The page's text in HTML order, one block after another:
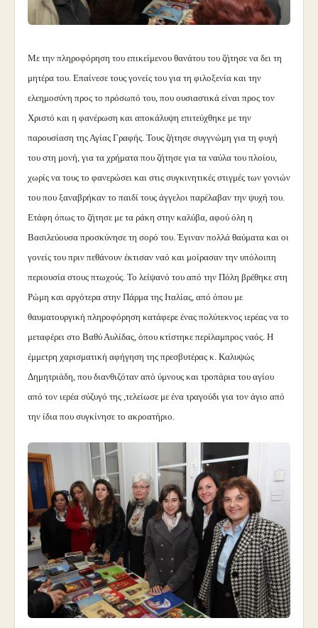
Με την πληροφόρηση του επικείμενου θανάτου του ζήτησε να δει τη
μητέρα του. Επαίνεσε τους γονείς του για τη φιλοξενία και την
ελεημοσύνη προς το πρόσωπό του, που ουσιαστικά είναι προς τον
Χριστό και η φανέρωση και αποκάλυψη επιτεύχθηκε με την
παρουσίαση της Αγίας Γραφής. Τους ζήτησε συγγνώμη για τη φυγή
του στη μονή, για τα χρήματα που ζήτησε για τα ναύλα του πλοίου,
χωρίς να τους το φανερώσει και στις συγκινητικές στιγμές των γονιών
του που ξαναβρήκαν το παιδί τους άγγελοι παρέλαβαν την ψυχή του.
Ετάφη όπως το ζήτησε με τα ράκη στην καλύβα, αφού όλη η
Βασιλεύουσα προσκύνησε τη σορό του. Έγιναν πολλά θαύματα και οι
γονείς του πριν πεθάνουν έκτισαν ναό και μοίρασαν την υπόλοιπη
περιουσία στους πτωχούς. Το λείψανό του από την Πόλη βρέθηκε στη
Ρώμη και αργότερα στην Πάρμα της Ιταλίας, από όπου με
θαυματουργική πληροφόρηση κατάφερε ένας πολύτεκνος ιερέας να το
μεταφέρει στο Βαθύ Αυλίδας, όπου κτίστηκε περίλαμπρος ναός. Η
έμμετρη χαρισματική αφήγηση της πρεσβυτέρας κ. Καλυψώς
Δημητριάδη, που διανθιζόταν από ύμνους και τροπάρια του αγίου
από τον ιερέα σύζυγό της ,τελείωσε με ένα τραγούδι για τον άγιο από
την ίδια που συγκίνησε το ακροατήριο.